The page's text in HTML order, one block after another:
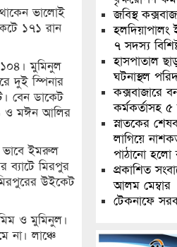
ভালোই
১৭১ রান
১০৪। মুমিনুল
দুই স্পিনার
বেন ডাকেট
ও মঈন আলির
ভাবে ইমরুল
মিরপুর
উইকেট
ও মুমিনুল।
না। লাঞ্চে
জবিস্থ
হলদিয়াপালং
৭ সদস্য
হাসপাতাল
ঘটনাস্থল
কক্সবাজারে
কর্মকর্তাসহ
স্নাতকের
লাগিয়ে
পাঠানো হলো
প্রকাশিত
আলম মেম্বার
টেকনাফে